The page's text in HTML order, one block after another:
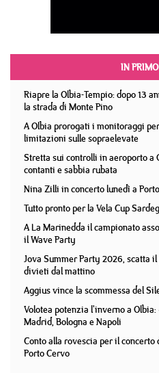
IN
Riapre la Olbia-Tempio: dopo 13
la strada di Monte Pino
A Olbia prorogati i monitoraggi
limitazioni sulle sopraelevate
Stretta sui controlli in aeroporto a
contanti e sabbia rubata
Nina Zilli in concerto lunedì a
Tutto pronto per la Vela Cup
A La Marinedda il campionato
il Wave Party
Jova Summer Party 2026, scatta
divieti dal mattino
Aggius vince la scommessa del
Volotea potenzia l'inverno a
Madrid, Bologna e Napoli
Conto alla rovescia per il
Porto Cervo